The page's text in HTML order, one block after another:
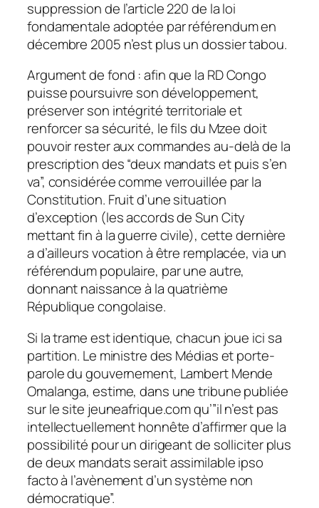
suppression de l’article 220 de la loi
fondamentale adoptée par référendum en
décembre 2005 n’est plus un dossier tabou.
Argument de fond : afin que la RD Congo
puisse poursuivre son développement,
préserver son intégrité territoriale et
renforcer sa sécurité, le fils du Mzee doit
pouvoir rester aux commandes au-delà de la
prescription des “deux mandats et puis s’en
va”, considérée comme verrouillée par la
Constitution. Fruit d’une situation
d’exception (les accords de Sun City
mettant fin à la guerre civile), cette dernière
a d’ailleurs vocation à être remplacée, via un
référendum populaire, par une autre,
donnant naissance à la quatrième
République congolaise.
Si la trame est identique, chacun joue ici sa
partition. Le ministre des Médias et porte-
parole du gouvernement, Lambert Mende
Omalanga, estime, dans une tribune publiée
sur le site jeuneafrique.com qu’”il n’est pas
intellectuellement honnête d’affirmer que la
possibilité pour un dirigeant de solliciter plus
de deux mandats serait assimilable ipso
facto à l’avènement d’un système non
démocratique”.